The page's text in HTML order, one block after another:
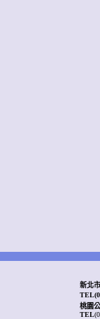
新北
桃園
TEL